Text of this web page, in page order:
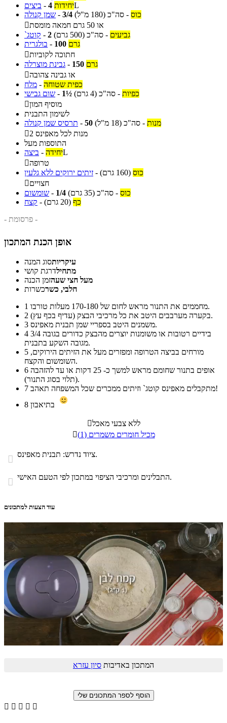
ביצים - 4 יחידותL
שמן קנולה - 3/4 כוס - סה"כ (180 מ"ל)

או 50 גרם חמאה מומסת
קוטג` - 2 גביעים - סה"כ (500 גרם)
בולגרית - 100 גרם
חתוכה לקוביות
גבינת מוצרלה - 150 גרם
או גבינה צהובה
מלח - כפית שטוחה
שום גבישי - 1½ כפיות - סה"כ (4 גרם)
מוסיף המון
לשימון התבנית
תרסיס שמן קנולה - 50 מנות - סה"כ (18 מ"ל)

2 מנות לכל מאפינס
התוספות מעל
ביצה - יחידהL
טרופה
זיתים ירוקים ללא גלעין - כוס (160 גרם)
חצויים
שומשום - 1/4 כוס - סה"כ (35 גרם)
קצח - כף (20 גרם)
- פרסומת -
אופן הכנת המתכון
עיקריותסוג המנה
מתחילדרגת קושי
מעל חצי שעהזמן הכנה
חלבי, כשרכשרות
1
מחממים את התנור מראש לחום של 170-180 מעלות טורבו.
2
בקערה מערבבים היטב את כל מרכיבי הבצק (עדיף בכף עץ).
3
משמנים היטב בספריי שמן תבנית מאפינס.
4
מגובה השקע בתבנית.
5
השומשום והקצח.
6
(תלוי בסוג התנור).
7
מתקבלים מאפינס קוטג` וזיתים ממכרים שכל המשפחה תאהב!
8
ללא צבעי מאכל

מכיל חומרים משמרים (1)
 ציוד נדרש: תבנית מאפינס.
 התבלינים ומרכיבי הציפוי במתכון לפי הטעם האישי.
עוד הצעות למתכונים
המתכון באדיבות סיון עזרא
    